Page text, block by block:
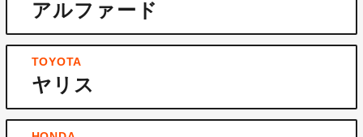
アルファード
TOYOTA
ヤリス